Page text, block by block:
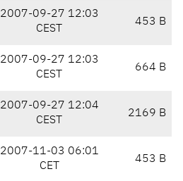
2007-09-27 12:03
CEST
453 B
2007-09-27 12:03
CEST
664 B
2007-09-27 12:04
CEST
2169 B
2007-11-03 06:01
CET
453 B